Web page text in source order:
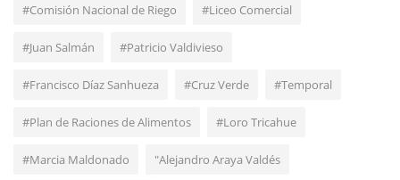
#Comisión Nacional de Riego #Liceo Comercial
#Juan Salmán #Patricio Valdivieso
#Francisco Díaz Sanhueza #Cruz Verde #Temporal
#Plan de Raciones de Alimentos #Loro Tricahue
#Marcia Maldonado "Alejandro Araya Valdés